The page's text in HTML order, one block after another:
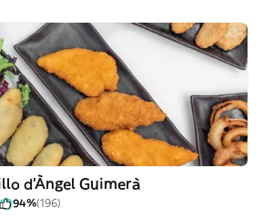
d'Àngel Guimerà
94%(196)